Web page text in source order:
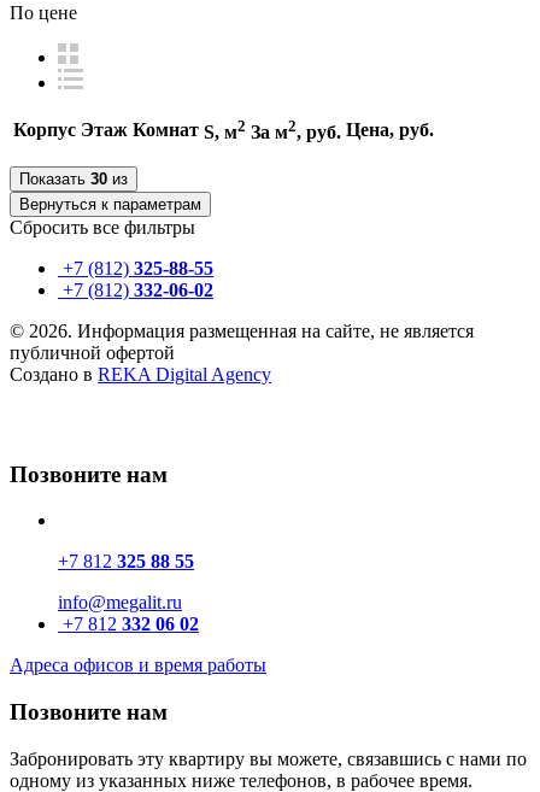
По цене
По цене за м
По цене за м
По цене
По площади
По этажу
По этажу
Корпус Этаж Комнат S, м2 За м2, руб. Цена, руб.
Показать 30 из
Вернуться к параметрам
Сбросить все фильтры
+7 (812) 325-88-55
+7 (812) 332-06-02
© 2026. Информация размещенная на сайте, не является
публичной офертой
Создано в REKA Digital Agency
Позвоните нам
+7 812 325 88 55
info@megalit.ru
+7 812 332 06 02
Адреса офисов и время работы
Позвоните нам
Забронировать эту квартиру вы можете, связавшись с нами по
одному из указанных ниже телефонов, в рабочее время.